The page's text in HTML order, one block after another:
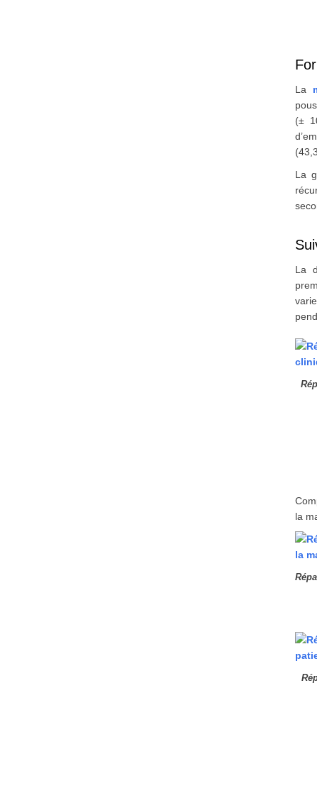
La
(±
La
La
la